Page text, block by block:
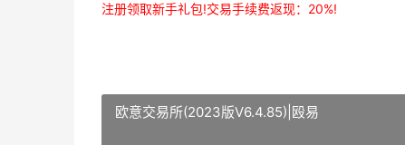
注册领取新手礼包!交易手续费返现：20%!
欧意交易所(2023版V6.4.85)|殴易